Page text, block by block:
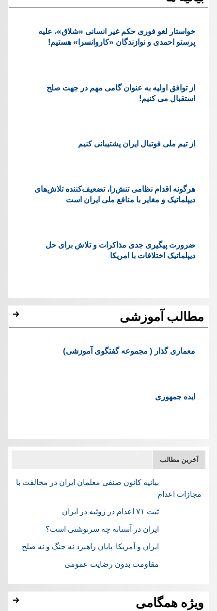
خواستار لغو فوری حکم غیر انسانی «شلاق»، علیه
پرستو احمدی و نوازندگان «کاروانسرا» هستیم!
از توافق اولیه به عنوان گامی مهم در جهت صلح
استقبال می کنیم!
از تیم ملی فوتبال ایران پشتیبانی کنیم
هرگونه اقدام نظامی تنش‌زا، تضعیف‌کننده تلاش‌های
دیپلماتیک و مغایر با منافع ملی ایران است
ضرورت پیگیری جدی مذاکرات و تلاش برای حل
دیپلماتیک اختلافات با امریکا
مطالب آموزشی
معماری گذار ( مجموعه گفتگوی آموزشی)
ایده جمهوری
آخرین مطالب
بیانیه کانون صنفی معلمان ایران در مخالفت با
مجازات اعدام
ثبت ۷۱ اعدام در ژوئيه در ایران
ایران در آستانه چه سرنوشتی است؟
ایران و آمریکا: پایان راهبرد نه جنگ و نه صلح
مقاومت بدون رضایت عمومی
ویژه همگامی